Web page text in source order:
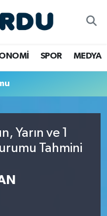
SPOR MEDYA
Yarın ve 1
Tahmini
ve Fikstür